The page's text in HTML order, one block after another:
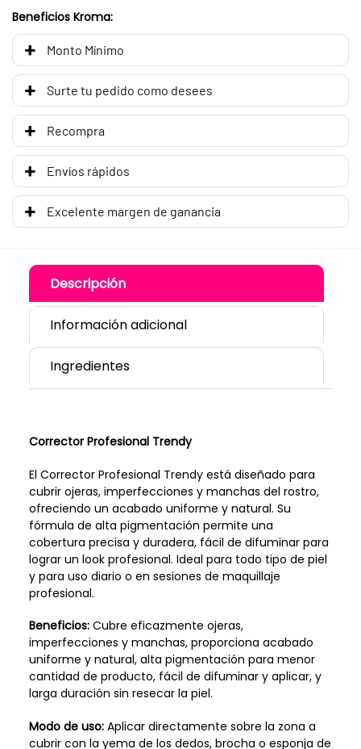
Beneficios Kroma:
Monto Mínimo
Surte tu pedido como desees
Recompra
Envíos rápidos
Excelente margen de ganancia
Descripción
Información adicional
Ingredientes
Corrector Profesional Trendy
El Corrector Profesional Trendy está diseñado para
cubrir ojeras, imperfecciones y manchas del rostro,
ofreciendo un acabado uniforme y natural. Su
fórmula de alta pigmentación permite una
cobertura precisa y duradera, fácil de difuminar para
lograr un look profesional. Ideal para todo tipo de piel
y para uso diario o en sesiones de maquillaje
profesional.
Beneficios:Cubre eficazmente ojeras,
imperfecciones y manchas, proporciona acabado
uniforme y natural, alta pigmentación para menor
cantidad de producto, fácil de difuminar y aplicar, y
larga duración sin resecar la piel.
Modo de uso:Aplicar directamente sobre la zona a
cubrir con la yema de los dedos, brocha o esponja de